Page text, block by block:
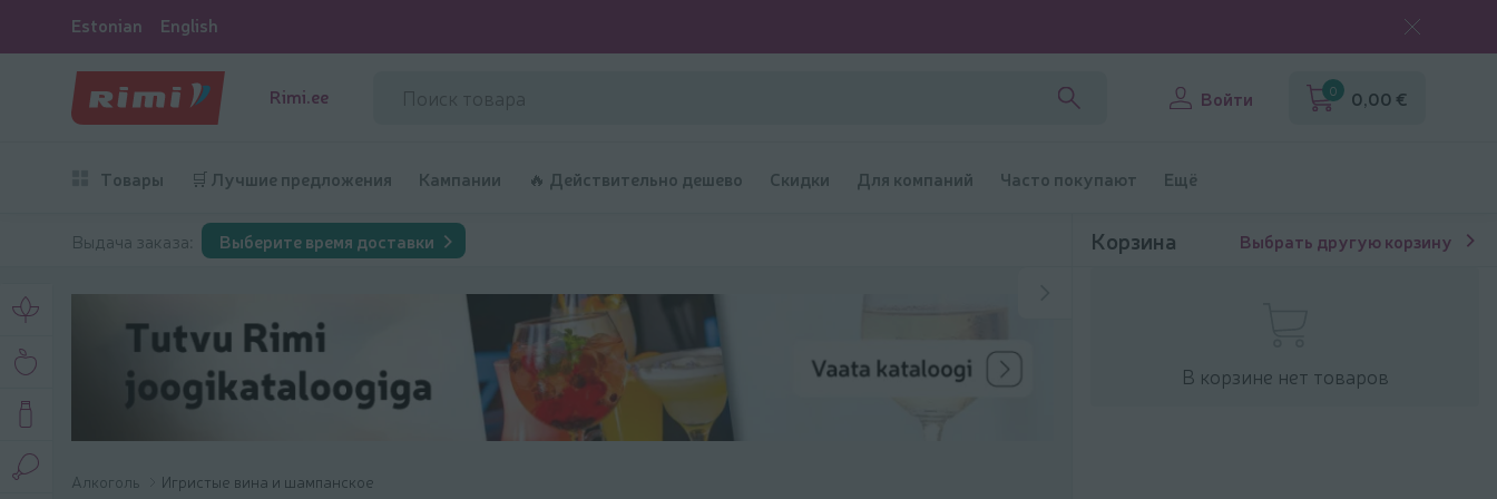
Estonian English
Rimi.ee Войти 0 0,00 €
Товары 🛒 Лучшие предложения Кампании 🔥 Действительно дешево Скидки Для компаний Часто покупают Ещё
Выдача заказа: Выберите время доставки
Алкоголь Игристые вина и шампанское
Корзина Выбрать другую корзину
В корзине нет товаров